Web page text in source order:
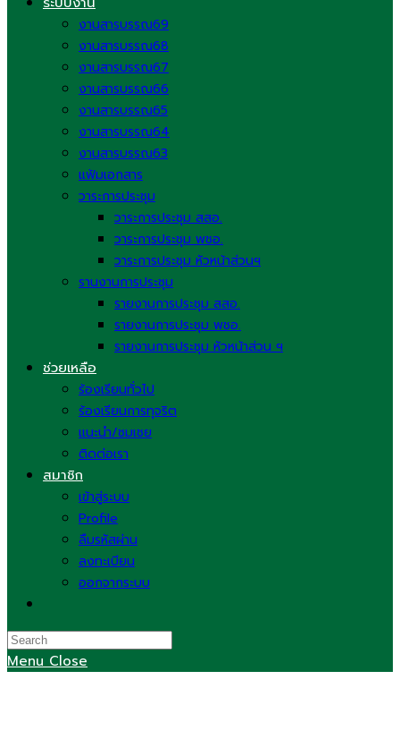
งานสารบรรณ69
งานสารบรรณ68
งานสารบรรณ67
งานสารบรรณ66
งานสารบรรณ65
งานสารบรรณ64
งานสารบรรณ63
แฟ้มเอกสาร
วาระการประชุม
วาระการประชุม สสอ.
วาระการประชุม พชอ.
วาระการประชุม หัวหน้าส่วนฯ
รานงานการประชุม
รายงานการประชุม สสอ.
รายงานการประชุม พชอ.
รายงานการประชุม หัวหน้าส่วน ฯ
ช่วยเหลือ
ร้องเรียนทั่วไป
ร้องเรียนการทุจริต
แนะนำ/ชมเชย
ติดต่อเรา
สมาชิก
เข้าสู่ระบบ
Profile
ลืมรหัสผ่าน
ลงทะเบียน
ออกจากระบบ
search
Menu Close